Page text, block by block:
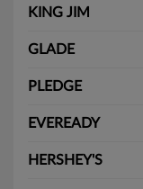
KING JIM
GLADE
PLEDGE
EVEREADY
HERSHEY'S